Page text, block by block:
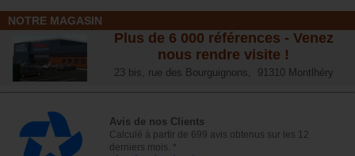
NOTRE MAGASIN
Plus de 6 000 références - Venez
nous rendre visite !
23 bis, rue des Bourguignons, 91310 Montlhéry
Avis de nos Clients
Calculé à partir de 699 avis obtenus sur les 12
derniers mois. *